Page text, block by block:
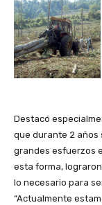
Destacó
que durante 2 años
grandes esfuerzos
esta forma,
lo necesario para
“Actualmente